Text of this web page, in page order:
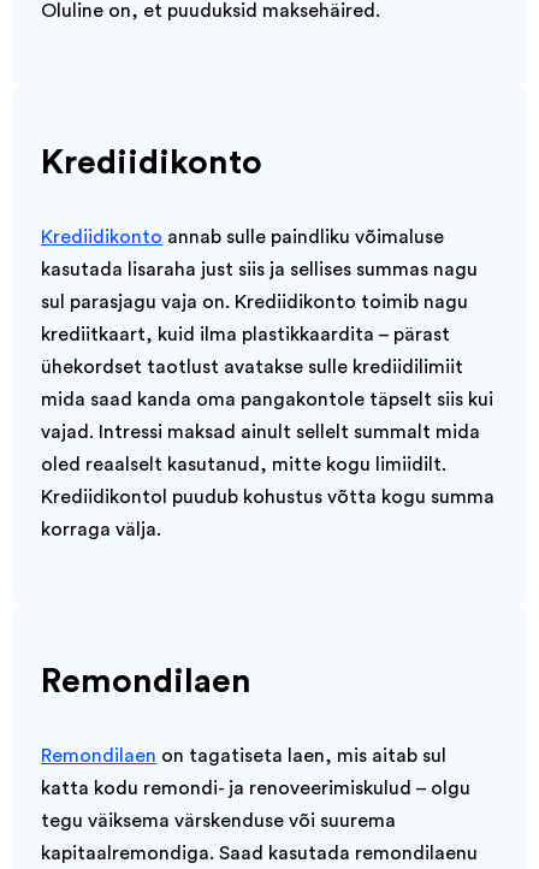
Oluline on, et puuduksid maksehäired.
Krediidikonto
Krediidikonto annab sulle paindliku võimaluse
kasutada lisaraha just siis ja sellises summas nagu
sul parasjagu vaja on. Krediidikonto toimib nagu
krediitkaart, kuid ilma plastikkaardita – pärast
ühekordset taotlust avatakse sulle krediidilimiit
mida saad kanda oma pangakontole täpselt siis kui
vajad. Intressi maksad ainult sellelt summalt mida
oled reaalselt kasutanud, mitte kogu limiidilt.
Krediidikontol puudub kohustus võtta kogu summa
korraga välja.
Remondilaen
Remondilaen on tagatiseta laen, mis aitab sul
katta kodu remondi- ja renoveerimiskulud – olgu
tegu väiksema värskenduse või suurema
kapitaalremondiga. Saad kasutada remondilaenu